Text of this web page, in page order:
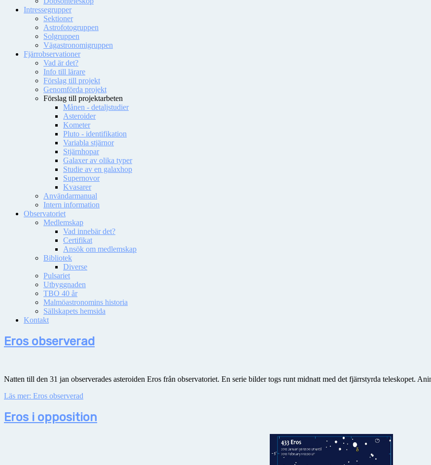
Intressegrupper
Sektioner
Astrofotogruppen
Solgruppen
Vägastronomigruppen
Fjärrobservationer
Vad är det?
Info till lärare
Förslag till projekt
Genomförda projekt
Förslag till projektarbeten
Månen - detaljstudier
Asteroider
Kometer
Pluto - identifikation
Variabla stjärnor
Stjärnhopar
Galaxer av olika typer
Studie av en galaxhop
Supernovor
Kvasarer
Användarmanual
Intern information
Observatoriet
Medlemskap
Vad innebär det?
Certifikat
Ansök om medlemskap
Bibliotek
Diverse
Pulsariet
Utbyggnaden
TBO 40 år
Malmöastronomins historia
Sällskapets hemsida
Kontakt
Eros observerad
Natten till den 31 jan observerades asteroiden Eros från observatoriet. En serie bilder togs runt midnatt med det fjärrstyrda teleskopet.
Läs mer: Eros observerad
Eros i opposition